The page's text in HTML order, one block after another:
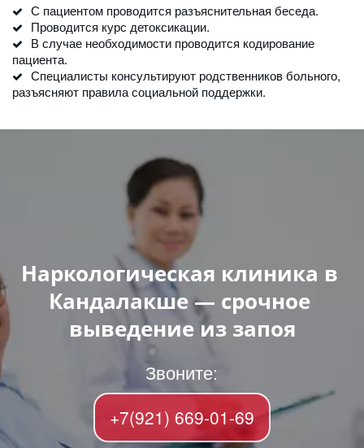
С пациентом проводится разъяснительная беседа.
Проводится курс детоксикации.
В случае необходимости проводится кодирование
пациента.
Специалисты консультируют родственников больного,
разъясняют правила социальной поддержки.
Наркологическая клиника в
Кандалакше — срочное
выведение из запоя
Звоните:
+7(921) 669-01-69